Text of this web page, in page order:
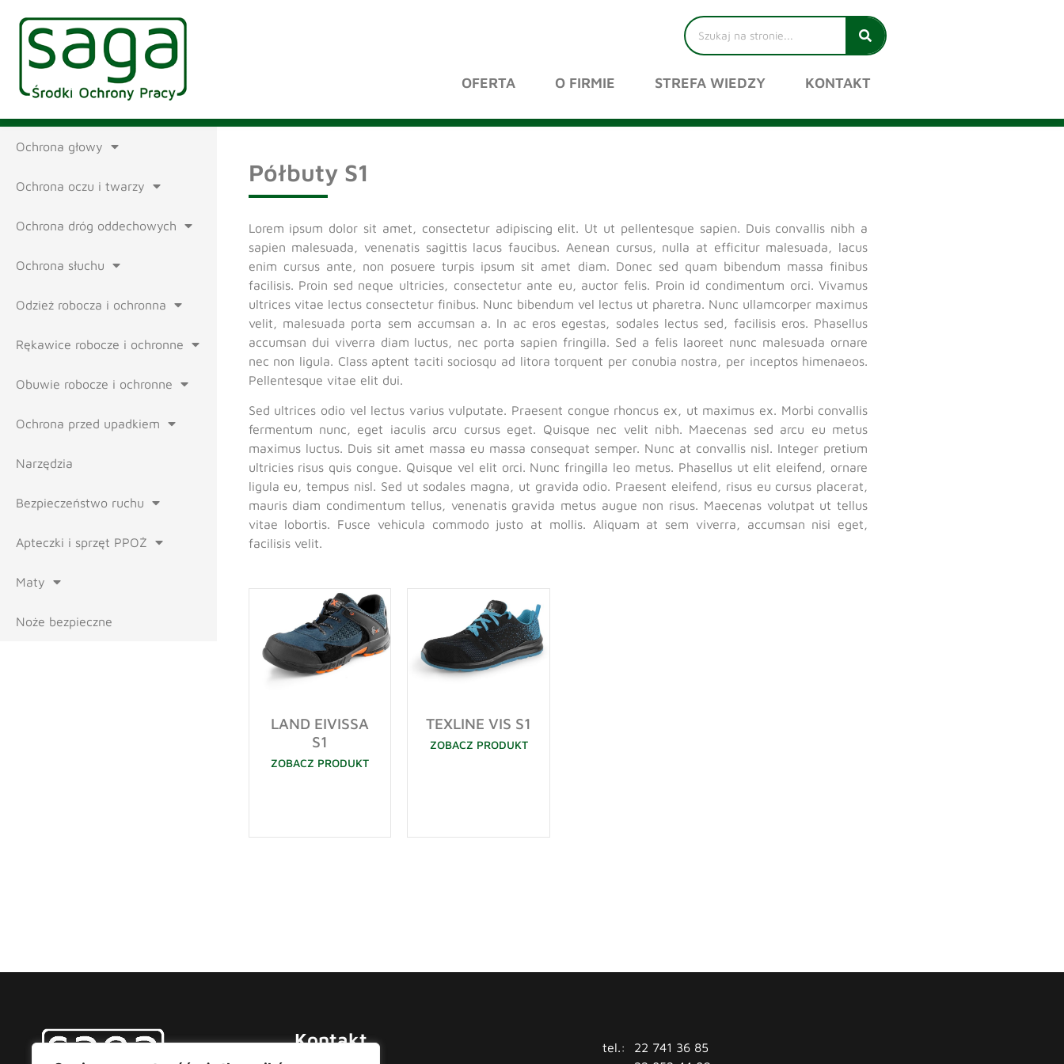
OFERTA O FIRMIE STREFA WIEDZY KONTAKT
Ochrona głowy
Ochrona oczu i twarzy
Ochrona dróg oddechowych
Ochrona słuchu
Odzież robocza i ochronna
Rękawice robocze i ochronne
Obuwie robocze i ochronne
Ochrona przed upadkiem
Narzędzia
Bezpieczeństwo ruchu
Apteczki i sprzęt PPOŻ
Maty
Noże bezpieczne
Półbuty S1
Lorem ipsum dolor sit amet, consectetur adipiscing elit. Ut ut pellentesque sapien. Duis convallis nibh a
sapien malesuada, venenatis sagittis lacus faucibus. Aenean cursus, nulla at efficitur malesuada, lacus
enim cursus ante, non posuere turpis ipsum sit amet diam. Donec sed quam bibendum massa finibus
facilisis. Proin sed neque ultricies, consectetur ante eu, auctor felis. Proin id condimentum orci. Vivamus
ultrices vitae lectus consectetur finibus. Nunc bibendum vel lectus ut pharetra. Nunc ullamcorper maximus
velit, malesuada porta sem accumsan a. In ac eros egestas, sodales lectus sed, facilisis eros. Phasellus
accumsan dui viverra diam luctus, nec porta sapien fringilla. Sed a felis laoreet nunc malesuada ornare
nec non ligula. Class aptent taciti sociosqu ad litora torquent per conubia nostra, per inceptos himenaeos.
Pellentesque vitae elit dui.
Sed ultrices odio vel lectus varius vulputate. Praesent congue rhoncus ex, ut maximus ex. Morbi convallis
fermentum nunc, eget iaculis arcu cursus eget. Quisque nec velit nibh. Maecenas sed arcu eu metus
maximus luctus. Duis sit amet massa eu massa consequat semper. Nunc at convallis nisl. Integer pretium
ultricies risus quis congue. Quisque vel elit orci. Nunc fringilla leo metus. Phasellus ut elit eleifend, ornare
ligula eu, tempus nisl. Sed ut sodales magna, ut gravida odio. Praesent eleifend, risus eu cursus placerat,
mauris diam condimentum tellus, venenatis gravida metus augue non risus. Maecenas volutpat ut tellus
vitae lobortis. Fusce vehicula commodo justo at mollis. Aliquam at sem viverra, accumsan nisi eget,
facilisis velit.
LAND EIVISSA
S1
ZOBACZ PRODUKT
TEXLINE VIS S1
ZOBACZ PRODUKT
Kontakt tel.:
22 741 36 85